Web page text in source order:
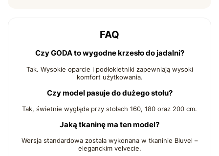
FAQ
Czy GODA to wygodne krzesło do jadalni?
Tak. Wysokie oparcie i podłokietniki zapewniają wysoki
komfort użytkowania.
Czy model pasuje do dużego stołu?
Tak, świetnie wygląda przy stołach 160, 180 oraz 200 cm.
Jaką tkaninę ma ten model?
Wersja standardowa została wykonana w tkaninie Bluvel –
eleganckim velvecie.